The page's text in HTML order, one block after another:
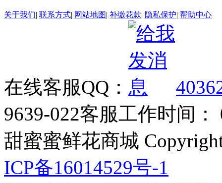
关于我们| 联系方式| 网站地图| 补缴花款| 隐私保护| 帮助中心
在线客服QQ：
9639-022客服工作时间：
甜蜜蜜鲜花商城
ICP备16014529号-1